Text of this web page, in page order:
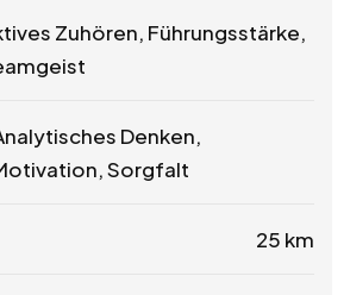
Zuhören, Führungsstärke,
Denken,
Sorgfalt
25 km